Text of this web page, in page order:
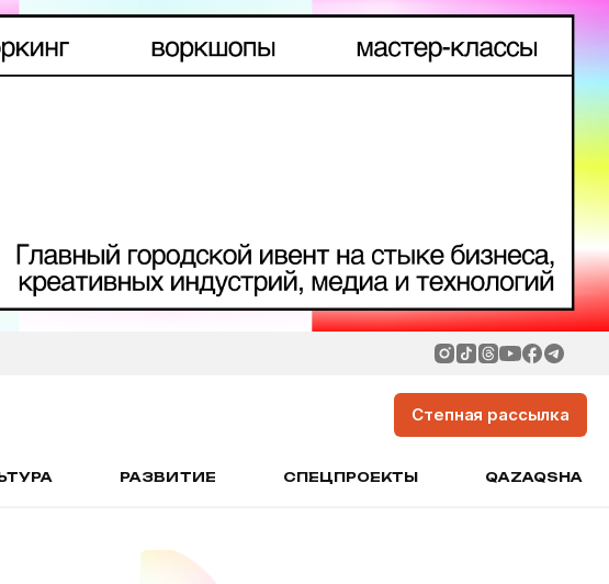
Степная рассылка
РАЗВИТИЕ СПЕЦПРОЕКТЫ QAZAQSHA